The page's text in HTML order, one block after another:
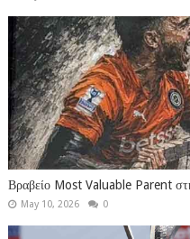
Βραβείο Most Valuable Parent
May 10, 2026 0